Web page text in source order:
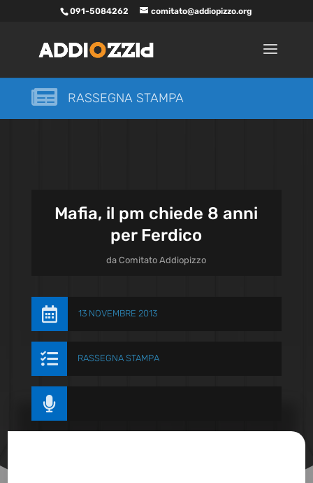
091-5084262 comitato@addiopizzo.org
 RASSEGNA STAMPA
Mafia, il pm chiede 8 anni
per Ferdico
daComitato Addiopizzo
 13 NOVEMBRE 2013
 RASSEGNA STAMPA
